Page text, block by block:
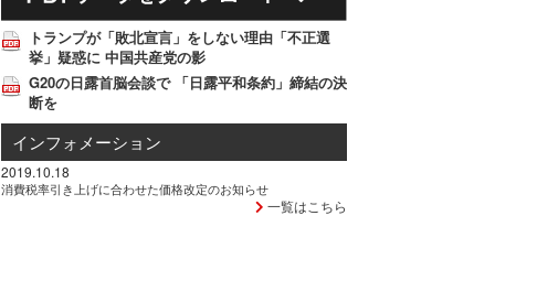
トランプが「敗北宣言」をしない理由「不正選
挙」疑惑に 中国共産党の影
G20の日露首脳会談で 「日露平和条約」締結の決
断を
インフォメーション
2019.10.18
消費税率引き上げに合わせた価格改定のお知らせ
一覧はこちら